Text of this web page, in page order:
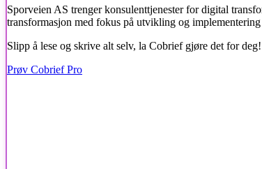
Sporveien AS trenger konsulenttjenester for digital
transformasjon med fokus på utvikling og
Slipp å lese og skrive alt selv, la Cobrief gjøre det for deg!
Prøv Cobrief Pro